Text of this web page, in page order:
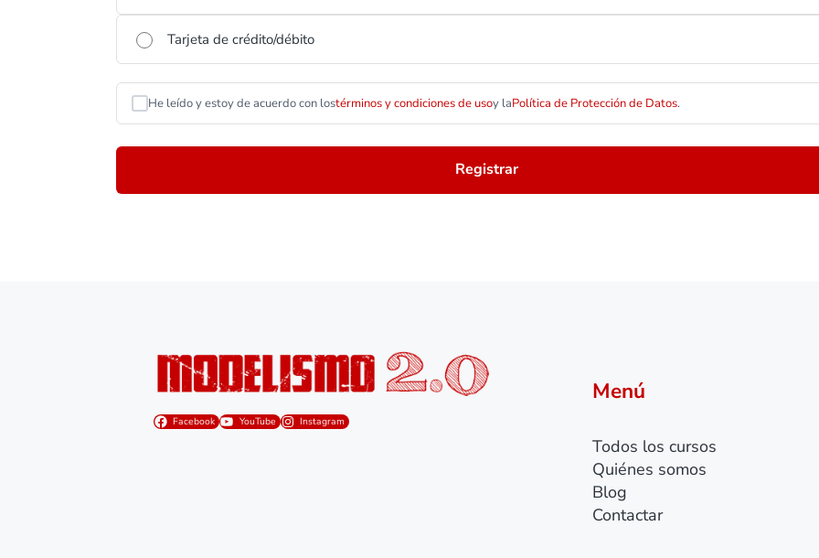
Tarjeta de crédito/débito
He leído y estoy de acuerdo con lostérminos y condiciones de usoy laPolítica de Protección de Datos.
Facebook YouTube Instagram
Menú
Todos los cursos
Quiénes somos
Blog
Contactar